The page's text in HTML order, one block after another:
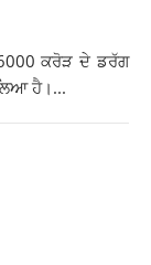
ਕਰੋੜ ਦੇ ਡਰੱਗ
ਹੈ।...